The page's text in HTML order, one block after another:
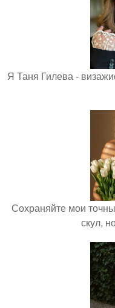
Я Таня Гилева -
Сохраняйте мои
скул,